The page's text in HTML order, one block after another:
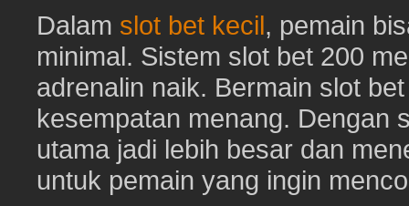
Dalam slot bet kecil, pemain
minimal. Sistem slot bet 200
adrenalin naik. Bermain slot
kesempatan menang. Dengan
utama jadi lebih besar dan
untuk pemain yang ingin